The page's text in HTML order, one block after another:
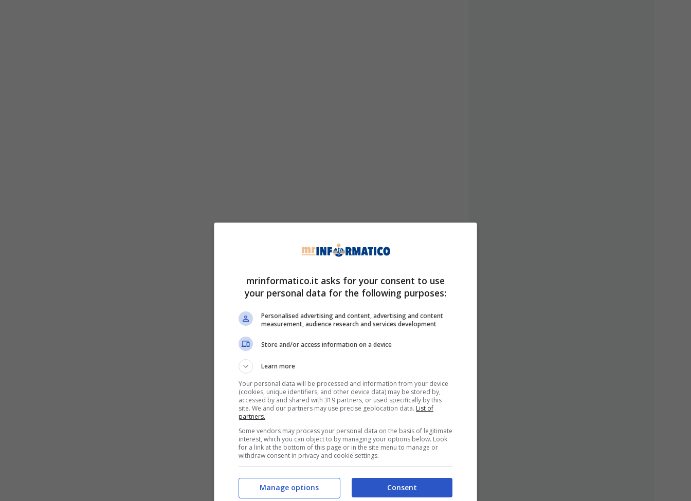
mrinformatico.it asks for your consent to use
your personal data for the following purposes:
Personalised advertising and content, advertising and content
measurement, audience research and services development
Store and/or access information on a device
Learn more
Your personal data will be processed and information from your device
(cookies, unique identifiers, and other device data) may be stored by,
accessed by and shared with 319 partners, or used specifically by this
site. We and our partners may use precise geolocation data. List of
partners.
Some vendors may process your personal data on the basis of legitimate
interest, which you can object to by managing your options below. Look
for a link at the bottom of this page or in the site menu to manage or
withdraw consent in privacy and cookie settings.
Consent
Manage options